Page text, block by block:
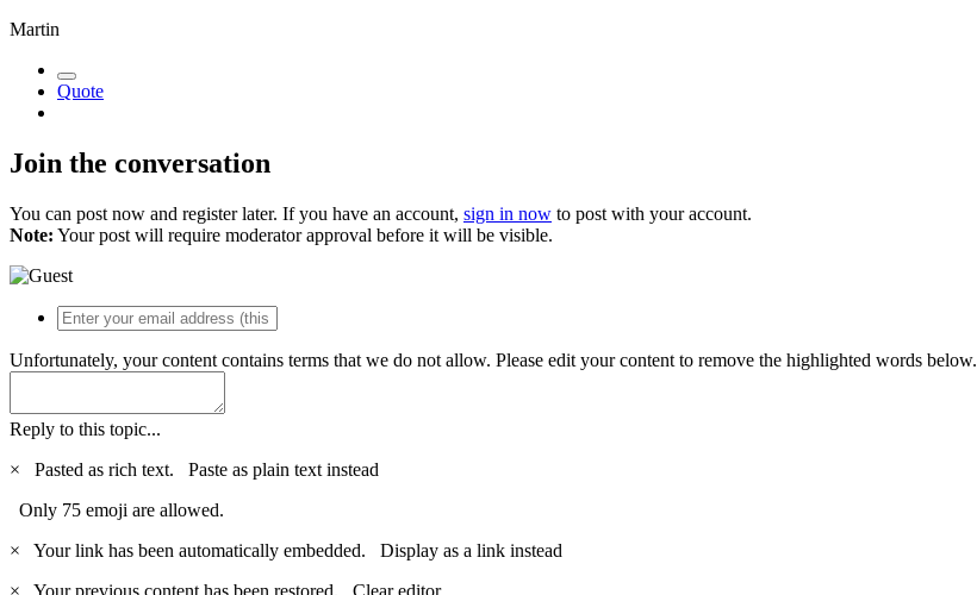
Martin
Quote
Join the conversation
You can post now and register later. If you have an account, sign in now to post with your account.
Note: Your post will require moderator approval before it will be visible.
Unfortunately, your content contains terms that we do not allow. Please edit your content to remove the highlighted words below.
Reply to this topic...
×
Pasted as rich text. Paste as plain text instead
Only 75 emoji are allowed.
×
Your link has been automatically embedded. Display as a link instead
×
Your previous content has been restored. Clear editor